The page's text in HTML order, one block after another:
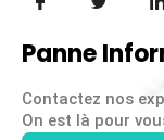
Panne
Contactez nos
On est là pour